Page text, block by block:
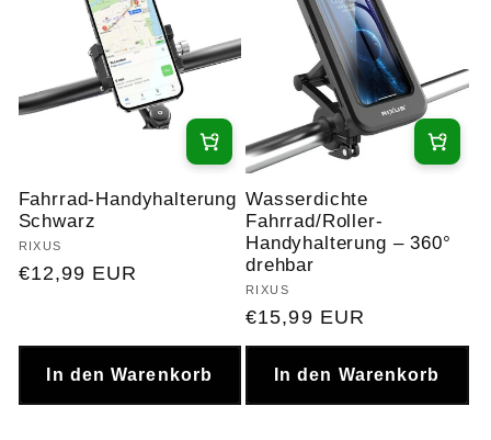
Fahrrad-Handyhalterung
Schwarz
Anbieter:
RIXUS
Normaler
€12,99 EUR
In den Warenkorb
Wasserdichte
Fahrrad/Roller-
Handyhalterung – 360°
drehbar
Anbieter:
RIXUS
Normaler
Preis
€15,99 EUR
In den Warenkorb